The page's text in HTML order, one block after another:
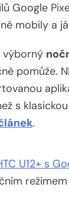
Google
mobily a
výborný
pomůže.
s
.
režimem